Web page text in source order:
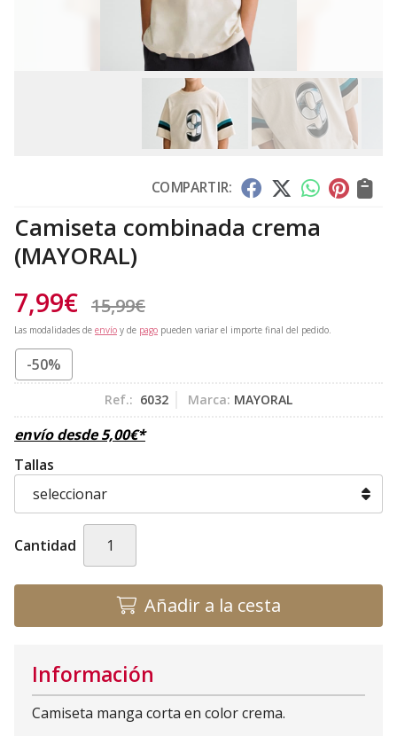
COMPARTIR:
Camiseta combinada crema
(MAYORAL)
7,99€ 15,99€
Las modalidades de envío y de pago pueden variar el importe final del pedido.
-50%
Ref.: 6032 Marca: MAYORAL
envío desde5,00€*
Tallas
Cantidad
Añadir a la cesta
Información
Camiseta manga corta en color crema.